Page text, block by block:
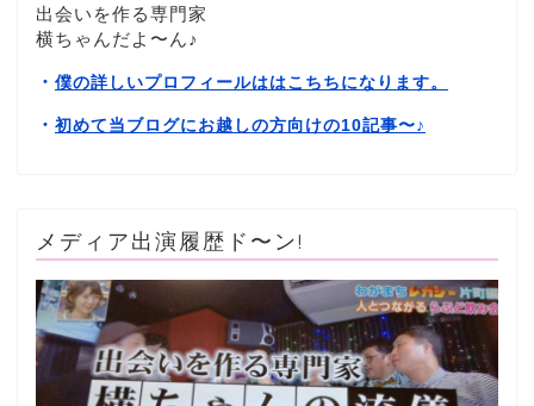
出会いを作る専門家
横ちゃんだよ〜ん♪
・ 僕の詳しいプロフィールははこちちになります。
・ 初めて当ブログにお越しの方向けの10記事〜♪
メディア出演履歴ド〜ン!